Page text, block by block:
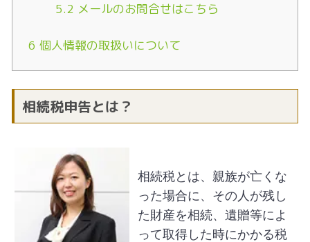
5.2 メールのお問合せはこちら
6 個人情報の取扱いについて
相続税申告とは？
相続税とは、親族が亡くな
った場合に、その人が残し
た財産を相続、遺贈等によ
って取得した時にかかる税